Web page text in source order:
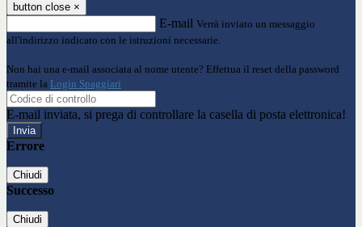
button close ×
E-mail Verrà inviato un messaggio
all'indirizzo indicato con le istruzioni necessarie.
Non hai una e-mail associata al nome utente? Effettua il reset della password
tramite la Login Spaggiari
E-mail inviata, si prega di controllare la casella di posta elettronica!
Errore
Chiudi
Successo
Chiudi